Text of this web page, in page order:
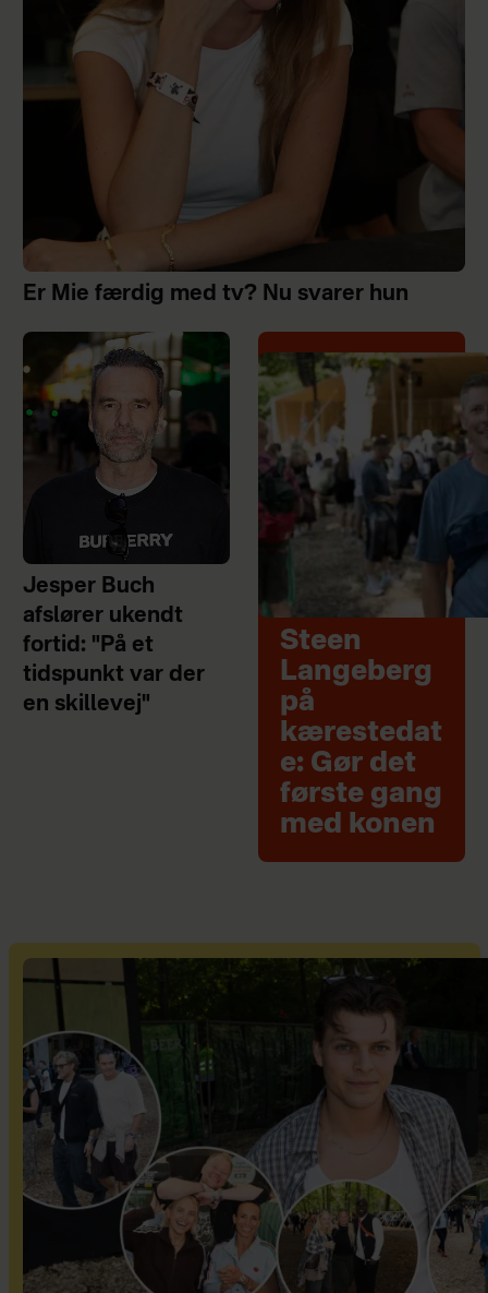
Er Mie færdig med tv? Nu svarer hun
Jesper Buch
afslører ukendt
fortid: "På et
tidspunkt var der
en skillevej"
Steen
Langeberg
på
kærestedat
e: Gør det
første gang
med konen